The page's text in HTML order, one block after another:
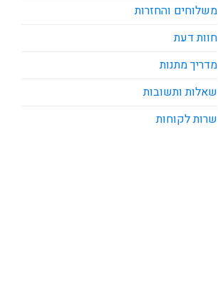
משלוחים והחזרות
חוות דעת
מדריך מתנות
שאלות ותשובות
שרות לקוחות